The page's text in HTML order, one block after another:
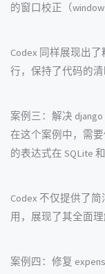
的窗口校正（
Codex 同样展现出
行，保持了代码的清
案例三：解决
在这个案例中，需要
的表达式在 SQLite
Codex 不仅提供了
用，展现了其全面
案例四：修复